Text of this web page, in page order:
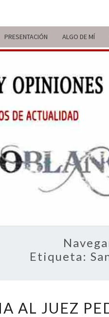
PRESENTACIÓN ALGO DE MÍ
Etiqueta:
AL
AL JUEZ